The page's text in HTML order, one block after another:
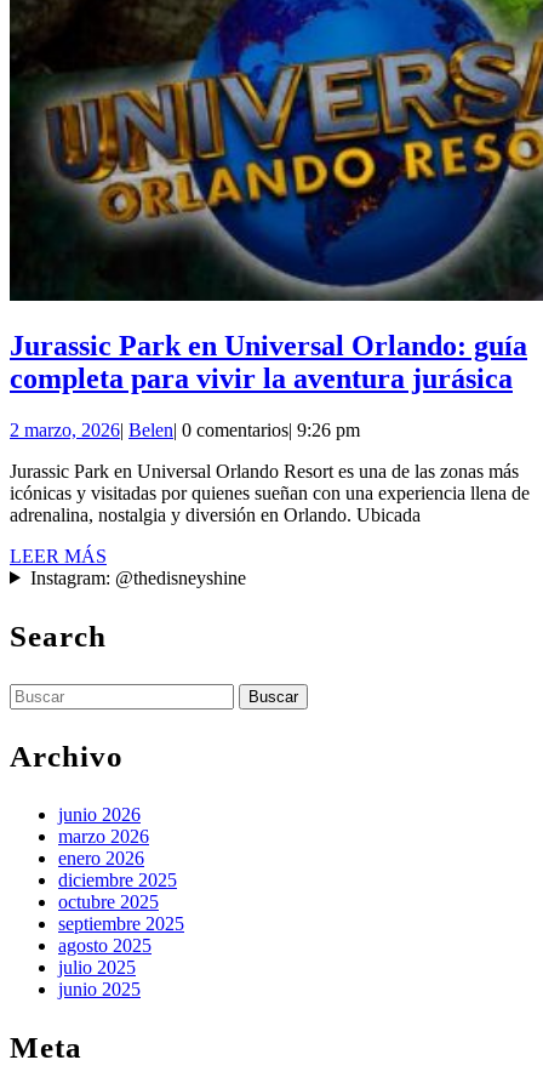
Jurassic Park en Universal Orlando: guía
completa para vivir la aventura jurásica
2 marzo, 20262
2026
| BelenBelen
| 0 comentarios| 9:26 pm
Jurassic Park en Universal Orlando Resort es una de las zonas más
icónicas y visitadas por quienes sueñan con una experiencia llena de
adrenalina, nostalgia y diversión en Orlando. Ubicada
LEER MÁS
MÁS
Instagram: @thedisneyshine
Search
Buscar:
Archivo
junio 2026
marzo 2026
enero 2026
diciembre 2025
octubre 2025
septiembre 2025
agosto 2025
julio 2025
junio 2025
Meta